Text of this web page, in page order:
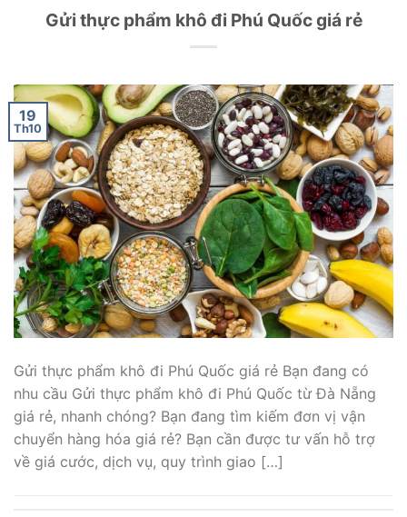
Gửi thực phẩm khô đi Phú Quốc giá rẻ
19
Th10
Gửi thực phẩm khô đi Phú Quốc giá rẻ Bạn đang có
nhu cầu Gửi thực phẩm khô đi Phú Quốc từ Đà Nẵng
giá rẻ, nhanh chóng? Bạn đang tìm kiếm đơn vị vận
chuyển hàng hóa giá rẻ? Bạn cần được tư vấn hỗ trợ
về giá cước, dịch vụ, quy trình giao […]